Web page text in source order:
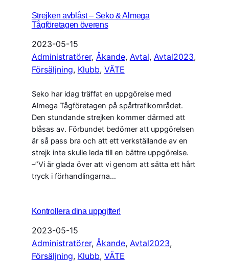
Strejken avblåst – Seko & Almega
Tågföretagen överens
2023-05-15
Administratörer, Åkande, Avtal, Avtal2023 ,
Försäljning, Klubb, VÄTE
Seko har idag träffat en uppgörelse med
Almega Tågföretagen på spårtrafikområdet.
Den stundande strejken kommer därmed att
blåsas av. Förbundet bedömer att uppgörelsen
är så pass bra och att ett verkställande av en
strejk inte skulle leda till en bättre uppgörelse.
–”Vi är glada över att vi genom att sätta ett hårt
tryck i förhandlingarna…
Kontrollera dina uppgifter!
2023-05-15
Administratörer, Åkande, Avtal2023 ,
Försäljning, Klubb, VÄTE